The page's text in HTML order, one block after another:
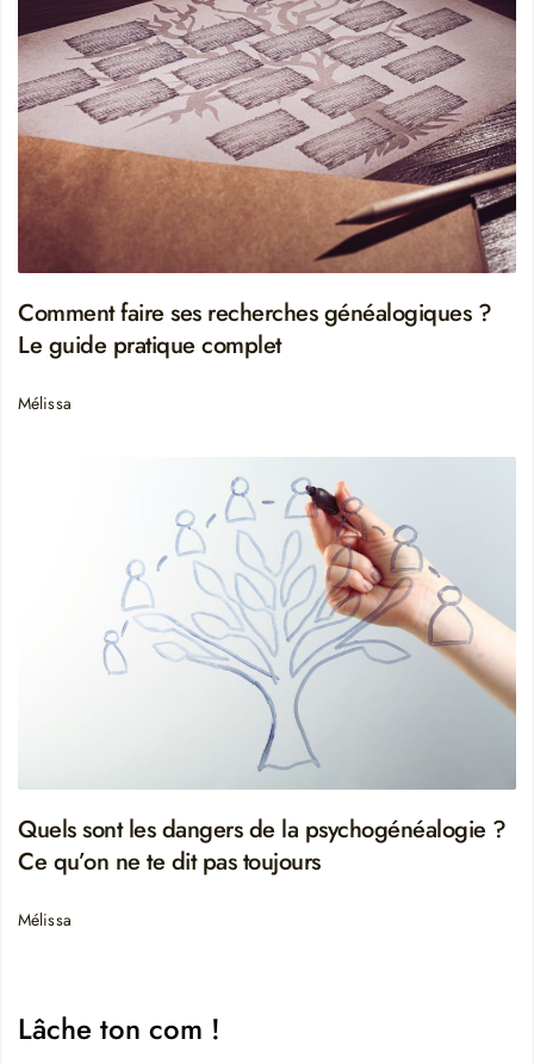
Comment faire ses recherches généalogiques ?
Le guide pratique complet
Mélissa
Quels sont les dangers de la psychogénéalogie ?
Ce qu’on ne te dit pas toujours
Mélissa
Lâche ton com !